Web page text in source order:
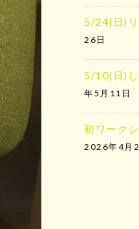
5/24(日)
26日
5/10(日)し
年5月11日
初ワーク
2026年4月